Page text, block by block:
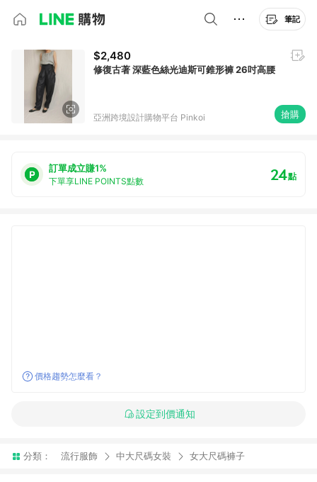
筆記
$2,480
修復古著 深藍色絲光迪斯可錐形褲 26吋高腰
亞洲跨境設計購物平台 Pinkoi 搶購
訂單成立賺1%
下單享LINE POINTS點數 24點
價格趨勢怎麼看？
設定到價通知
分類： 流行服飾 中大尺碼女裝 女大尺碼褲子